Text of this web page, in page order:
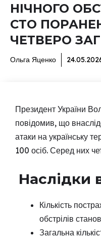
НІЧНОГО
СТО
ЧЕТВЕРО
Ольга Яценко
Президент України
повідомив, що
атаки на українську
100 осіб. Серед них
Наслідки
Кількість
обстрілів
Загальна